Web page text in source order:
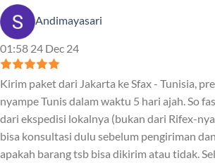
Andimayasari
01:58 24 Dec 24
Kirim paket dari Jakarta ke Sfax - Tunisia,
nyampe Tunis dalam waktu 5 hari ajah. So
dari ekspedisi lokalnya (bukan dari Rifex-
bisa konsultasi dulu sebelum pengiriman
apakah barang tsb bisa dikirim atau tidak.